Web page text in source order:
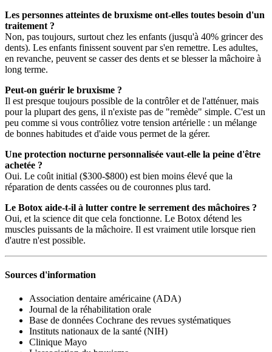
Les personnes atteintes de bruxisme ont-elles toutes besoin d'un
traitement ?
Non, pas toujours, surtout chez les enfants (jusqu'à 40% grincer des
dents). Les enfants finissent souvent par s'en remettre. Les adultes,
en revanche, peuvent se casser des dents et se blesser la mâchoire à
long terme.
Peut-on guérir le bruxisme ?
Il est presque toujours possible de la contrôler et de l'atténuer, mais
pour la plupart des gens, il n'existe pas de "remède" simple. C'est un
peu comme si vous contrôliez votre tension artérielle : un mélange
de bonnes habitudes et d'aide vous permet de la gérer.
Une protection nocturne personnalisée vaut-elle la peine d'être
achetée ?
Oui. Le coût initial ($300-$800) est bien moins élevé que la
réparation de dents cassées ou de couronnes plus tard.
Le Botox aide-t-il à lutter contre le serrement des mâchoires ?
Oui, et la science dit que cela fonctionne. Le Botox détend les
muscles puissants de la mâchoire. Il est vraiment utile lorsque rien
d'autre n'est possible.
Sources d'information
Association dentaire américaine (ADA)
Journal de la réhabilitation orale
Base de données Cochrane des revues systématiques
Instituts nationaux de la santé (NIH)
Clinique Mayo